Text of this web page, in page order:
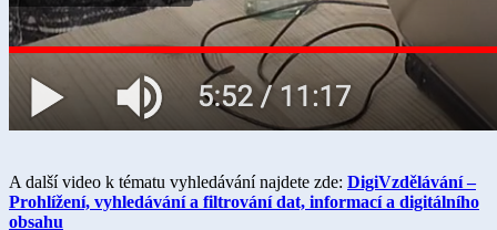
A další video k tématu vyhledávání najdete zde: DigiVzdělávání –
Prohlížení, vyhledávání a filtrování dat, informací a digitálního
obsahu